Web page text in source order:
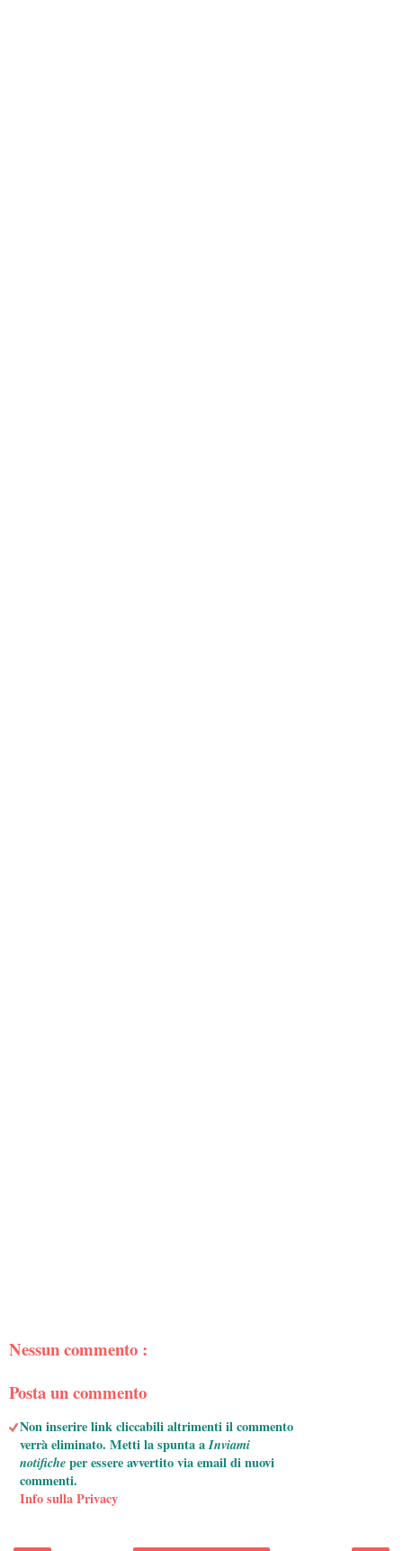
Nessun commento :
Posta un commento
Non inserire link cliccabili altrimenti il commento
verrà eliminato. Metti la spunta aInviami
notificheper essere avvertito via email di nuovi
commenti.
Info sulla Privacy